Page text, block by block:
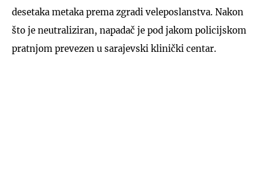
desetaka metaka prema zgradi veleposlanstva. Nakon
što je neutraliziran, napadač je pod jakom policijskom
pratnjom prevezen u sarajevski klinički centar.